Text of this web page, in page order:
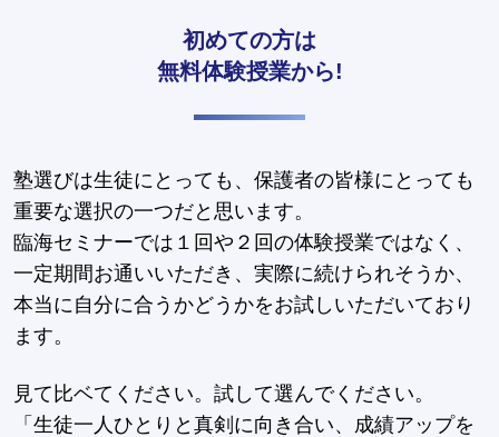
初めての方は
無料体験授業から!
塾選びは生徒にとっても、保護者の皆様にとっても
重要な選択の一つだと思います。
臨海セミナーでは１回や２回の体験授業ではなく、
一定期間お通いいただき、実際に続けられそうか、
本当に自分に合うかどうかをお試しいただいており
ます。
見て比ベてください。試して選んでください。
「生徒一人ひとりと真剣に向き合い、成績アップを